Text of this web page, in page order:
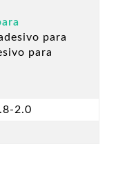
para
para
2.0